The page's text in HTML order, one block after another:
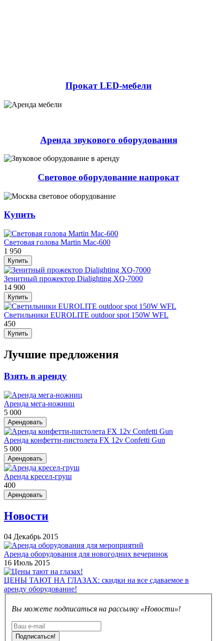
Прокат LED-мебели
Аренда звукового оборудования
Световое оборудование напрокат
Купить
Световая голова Martin Mac-600
1 950
Купить
Зенитный прожектор Dialighting XQ-7000
14 900
Купить
Светильники EUROLITE outdoor spot 150W WFL
450
Купить
Лучшие предложения
Взять в аренду
Аренда мега-ножниц
5 000
Арендовать
Аренда конфетти-пистолета FX 12v Confetti Gun
5 000
Арендовать
Аренда кресел-груш
400
Арендовать
Новости
04 Декабрь 2015
Аренда оборудования для новогодних вечеринок
16 Июль 2015
ЦЕНЫ ТАЮТ НА ГЛАЗАХ: скидки на все сдаваемое в
аренду оборудование!
Вы можете подписаться на рассылку «Новости»!
Подписаться!